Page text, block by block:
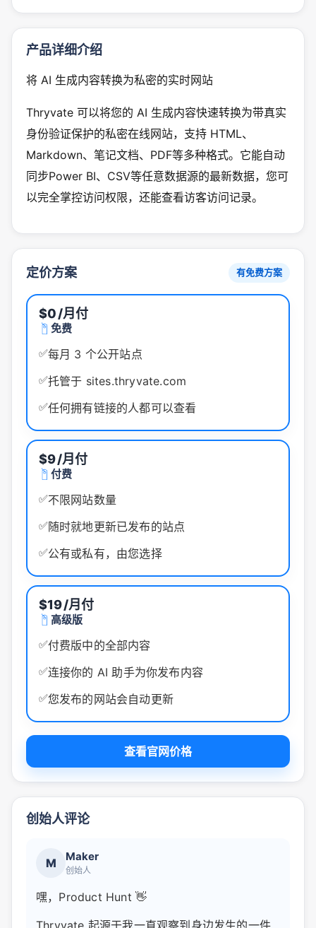
产品详细介绍
将 AI 生成内容转换为私密的实时网站
Thryvate 可以将您的 AI 生成内容快速转换为带真实
身份验证保护的私密在线网站，支持 HTML、
Markdown、笔记文档、PDF等多种格式。它能自动
同步Power BI、CSV等任意数据源的最新数据，您可
以完全掌控访问权限，还能查看访客访问记录。
定价方案 有免费方案
$0/月付
免费
✅每月 3 个公开站点
✅托管于 sites.thryvate.com
✅任何拥有链接的人都可以查看
$9/月付
付费
✅不限网站数量
✅随时就地更新已发布的站点
✅公有或私有，由您选择
$19/月付
高级版
✅付费版中的全部内容
✅连接你的 AI 助手为你发布内容
✅您发布的网站会自动更新
查看官网价格
创始人评论
M Maker
创始人
嘿，Product Hunt 👋
Thryvate 起源于我一直观察到身边发生的一件